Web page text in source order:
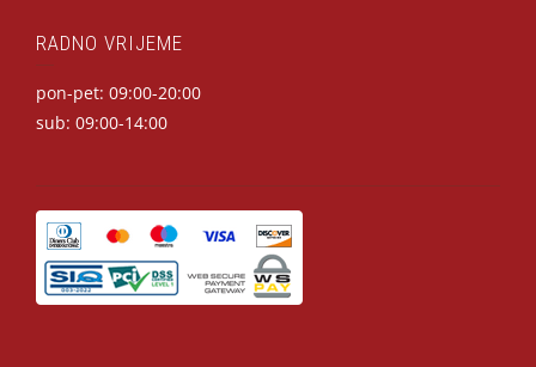
RADNO VRIJEME
pon-pet: 09:00-20:00
sub: 09:00-14:00